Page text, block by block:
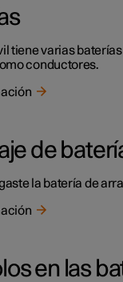
tiene varias
conductores.
de
la batería de
en las